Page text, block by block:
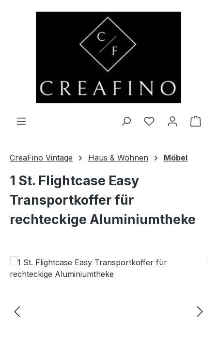
Zum Hauptinhalt springen
Du hast 0
CreaFino Vintage Haus & Wohnen Möbel
1 St. Flightcase Easy
Transportkoffer für
rechteckige Aluminiumtheke